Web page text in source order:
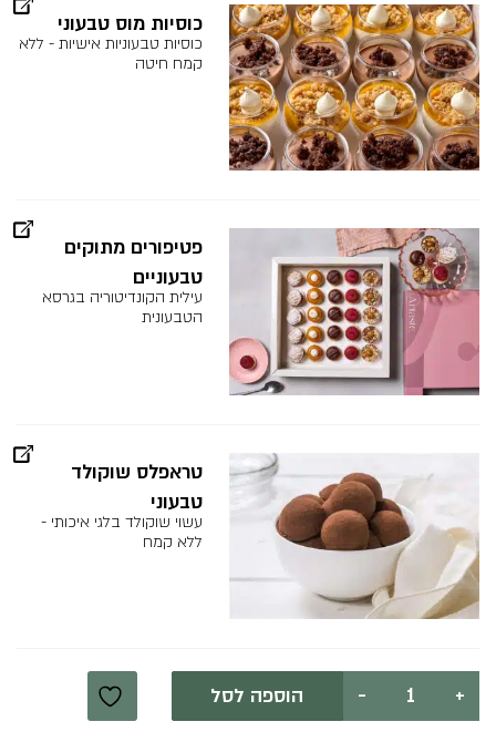
כוסיות מוס טבעוני
כוסיות טבעוניות אישיות - ללא
קמח חיטה
פטיפורים מתוקים
טבעוניים
עילית הקונדיטוריה בגרסא
הטבעונית
טראפלס שוקולד
טבעוני
עשוי שוקולד בלגי איכותי -
ללא קמח
-
כמות
הטבעונית
+ הוספה לסל